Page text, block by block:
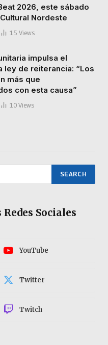
2026, este sábado
Nordeste
15 Views
impulsa el
ley de reiterancia: “Los
más que
con esta causa”
10 Views
Sociales
YouTube
Twitter
Twitch